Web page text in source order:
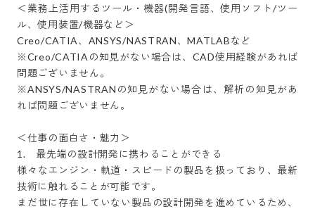
＜業務上活用するツール・機器(開発言語、使用ソフト/ツー
ル、使用装置/機器など＞
Creo/CATIA、ANSYS/NASTRAN、MATLABなど
※Creo/CATIAの知見がない場合は、CAD使用経験があれば
問題ございません。
※ANSYS/NASTRANの知見がない場合は、解析の知見があ
れば問題ございません。
＜仕事の面白さ・魅力＞
1.　最先端の設計開発に携わることができる
様々なエンジン・軌道・スピードの製品を扱っており、最新
技術に触れることが可能です。
まだ世に存在していない製品の設計開発を進めているため、